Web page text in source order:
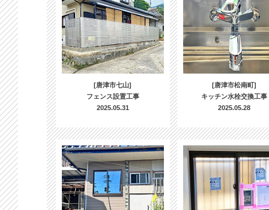
[唐津市七山]
フェンス設置工事
2025.05.31
[唐津市松南町]
キッチン水栓交換工事
2025.05.28